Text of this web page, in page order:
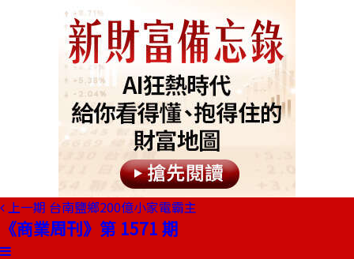
上一期 台南鹽鄉200億小家電霸主
《商業周刊》第 1571 期